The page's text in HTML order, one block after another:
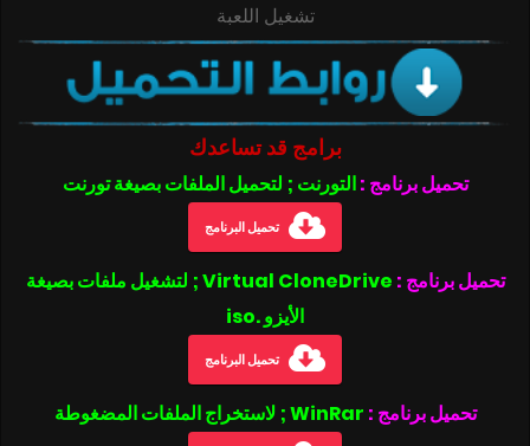
تشغيل اللعبة
برامج قد تساعدك
تحميل برنامج :التورنت ; لتحميل الملفات بصيغة تورنت
تحميل البرنامج
تحميل برنامج :
Virtual CloneDrive ; لتشغيل ملفات بصيغة
الأيزو .iso
تحميل البرنامج
تحميل برنامج : WinRar ; لاستخراج الملفات المضغوطة